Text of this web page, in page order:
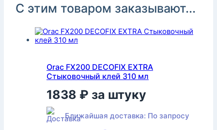
С этим товаром заказывают...
Orac FX200 DECOFIX EXTRA
Стыковочный клей 310 мл
1838 ₽ за штуку
Ближайшая доставка: По запросу